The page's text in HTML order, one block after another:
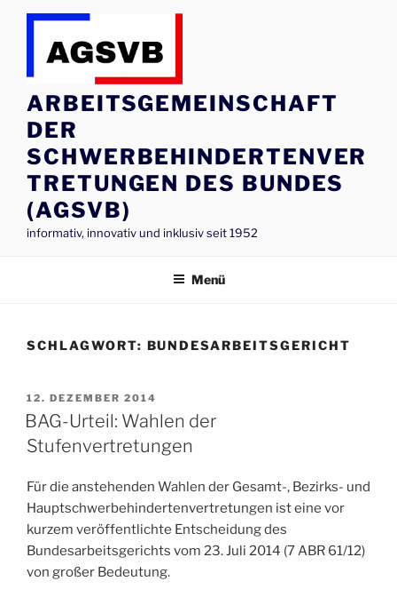
Zum
springen
ARBEITSGEMEINSCHAFT
DER
SCHWERBEHINDERTENVER
TRETUNGEN DES BUNDES
(AGSVB)
informativ, innovativ und inklusiv seit 1952
Menü
SCHLAGWORT: BUNDESARBEITSGERICHT
VERÖFFENTLICHT
AM
12. DEZEMBER 2014
BAG-Urteil: Wahlen der
Stufenvertretungen
Für die anstehenden Wahlen der Gesamt-, Bezirks- und
Hauptschwerbehindertenvertretungen ist eine vor
kurzem veröffentlichte Entscheidung des
Bundesarbeitsgerichts vom 23. Juli 2014 (7 ABR 61/12)
von großer Bedeutung.